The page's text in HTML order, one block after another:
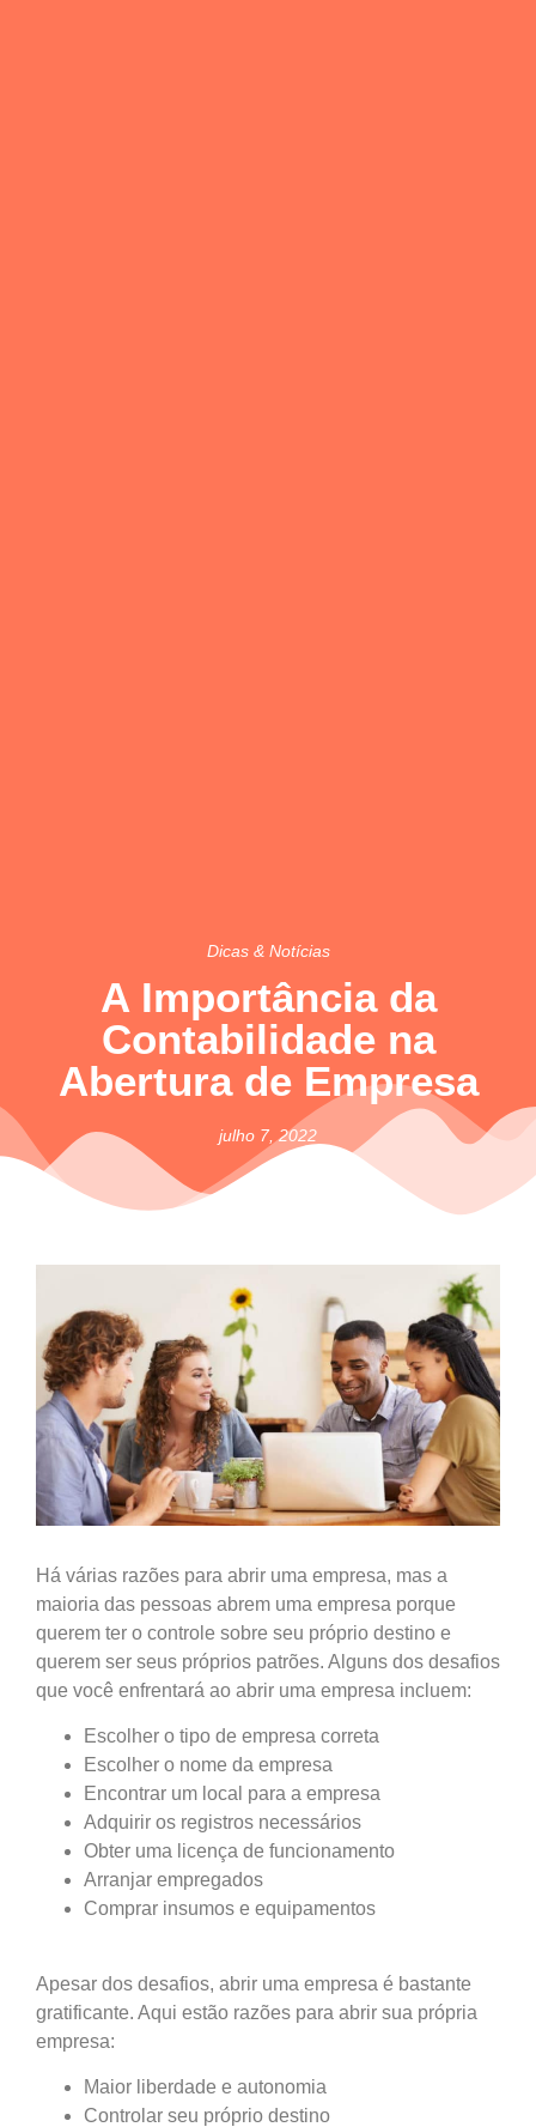
Dicas & Notícias
A Importância da
Contabilidade na
Abertura de Empresa
julho 7, 2022
Há várias razões para abrir uma empresa, mas a
maioria das pessoas abrem uma empresa porque
querem ter o controle sobre seu próprio destino e
querem ser seus próprios patrões. Alguns dos desafios
que você enfrentará ao abrir uma empresa incluem:
Escolher o tipo de empresa correta
Escolher o nome da empresa
Encontrar um local para a empresa
Adquirir os registros necessários
Obter uma licença de funcionamento
Arranjar empregados
Comprar insumos e equipamentos
Apesar dos desafios, abrir uma empresa é bastante
gratificante. Aqui estão razões para abrir sua própria
empresa:
Maior liberdade e autonomia
Controlar seu próprio destino